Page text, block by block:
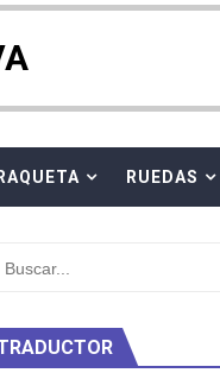
Taddeucci. Ángela
RAQUETA RUEDAS